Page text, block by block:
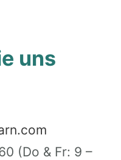
uns
(Do & Fr: 9 –